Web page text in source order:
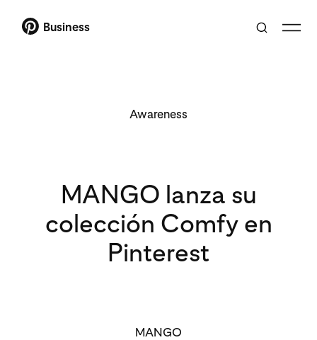
Business
Awareness
MANGO lanza su
colección Comfy en
Pinterest
MANGO